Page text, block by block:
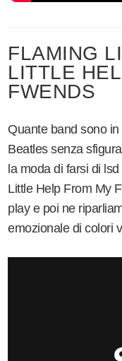
FLAMING
LITTLE
FWENDS
Quante band sono
Beatles senza
la moda di farsi di
Little Help From My
play e poi ne
emozionale di colori